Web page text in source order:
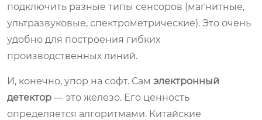
подключить разные типы сенсоров (магнитные,
ультразвуковые, спектрометрические). Это очень
удобно для построения гибких
производственных линий.
И, конечно, упор на софт. Сам электронный
детектор — это железо. Его ценность
определяется алгоритмами. Китайские